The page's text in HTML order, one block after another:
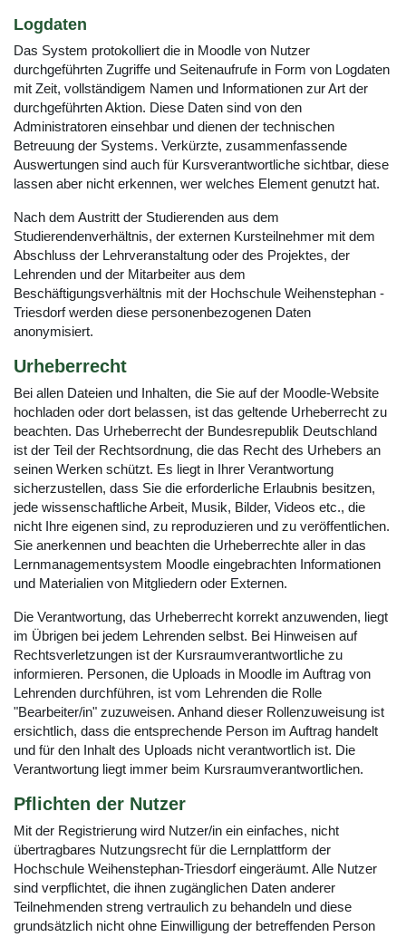
Logdaten
Das System protokolliert die in Moodle von Nutzer
durchgeführten Zugriffe und Seitenaufrufe in Form von Logdaten
mit Zeit, vollständigem Namen und Informationen zur Art der
durchgeführten Aktion. Diese Daten sind von den
Administratoren einsehbar und dienen der technischen
Betreuung der Systems. Verkürzte, zusammenfassende
Auswertungen sind auch für Kursverantwortliche sichtbar, diese
lassen aber nicht erkennen, wer welches Element genutzt hat.
Nach dem Austritt der Studierenden aus dem
Studierendenverhältnis, der externen Kursteilnehmer mit dem
Abschluss der Lehrveranstaltung oder des Projektes, der
Lehrenden und der Mitarbeiter aus dem
Beschäftigungsverhältnis mit der Hochschule Weihenstephan -
Triesdorf werden diese personenbezogenen Daten
anonymisiert.
Urheberrecht
Bei allen Dateien und Inhalten, die Sie auf der Moodle-Website
hochladen oder dort belassen, ist das geltende Urheberrecht zu
beachten. Das Urheberrecht der Bundesrepublik Deutschland
ist der Teil der Rechtsordnung, die das Recht des Urhebers an
seinen Werken schützt. Es liegt in Ihrer Verantwortung
sicherzustellen, dass Sie die erforderliche Erlaubnis besitzen,
jede wissenschaftliche Arbeit, Musik, Bilder, Videos etc., die
nicht Ihre eigenen sind, zu reproduzieren und zu veröffentlichen.
Sie anerkennen und beachten die Urheberrechte aller in das
Lernmanagementsystem Moodle eingebrachten Informationen
und Materialien von Mitgliedern oder Externen.
Die Verantwortung, das Urheberrecht korrekt anzuwenden, liegt
im Übrigen bei jedem Lehrenden selbst. Bei Hinweisen auf
Rechtsverletzungen ist der Kursraumverantwortliche zu
informieren. Personen, die Uploads in Moodle im Auftrag von
Lehrenden durchführen, ist vom Lehrenden die Rolle
"Bearbeiter/in" zuzuweisen. Anhand dieser Rollenzuweisung ist
ersichtlich, dass die entsprechende Person im Auftrag handelt
und für den Inhalt des Uploads nicht verantwortlich ist. Die
Verantwortung liegt immer beim Kursraumverantwortlichen.
Pflichten der Nutzer
Mit der Registrierung wird Nutzer/in ein einfaches, nicht
übertragbares Nutzungsrecht für die Lernplattform der
Hochschule Weihenstephan-Triesdorf eingeräumt. Alle Nutzer
sind verpflichtet, die ihnen zugänglichen Daten anderer
Teilnehmenden streng vertraulich zu behandeln und diese
grundsätzlich nicht ohne Einwilligung der betreffenden Person